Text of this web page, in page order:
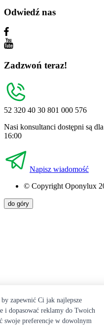
Odwiedź nas
Zadzwoń teraz!
52 320 40 30 801 000 576
Nasi konsultanci dostępni są
16:00
Napisz wiadomość
© Copyright Oponylux
do góry
zapewnić Ci jak najlepsze
i dopasować reklamy do Twoich
swoje preferencje w dowolnym